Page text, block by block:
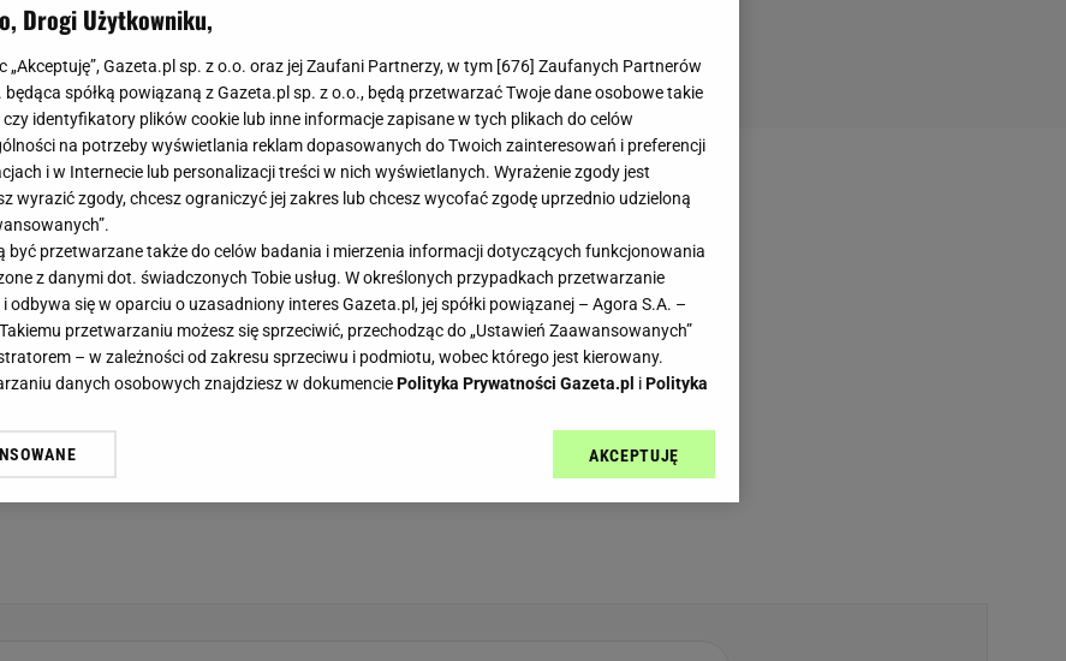
Drogi Użytkowniku,
„Akceptuję”, Gazeta.pl sp. z o.o. oraz jej Zaufani Partnerzy, w tym [676] Zaufanych Partnerów
będąca spółką powiązaną z Gazeta.pl sp. z o.o., będą przetwarzać Twoje dane osobowe takie
czy identyfikatory plików cookie lub inne informacje zapisane w tych plikach do celów
na potrzeby wyświetlania reklam dopasowanych do Twoich zainteresowań i preferencji
i w Internecie lub personalizacji treści w nich wyświetlanych. Wyrażenie zgody jest
wyrazić zgody, chcesz ograniczyć jej zakres lub chcesz wycofać zgodę uprzednio udzieloną
być przetwarzane także do celów badania i mierzenia informacji dotyczących funkcjonowania
z danymi dot. świadczonych Tobie usług. W określonych przypadkach przetwarzanie
odbywa się w oparciu o uzasadniony interes Gazeta.pl, jej spółki powiązanej – Agora S.A. –
przetwarzaniu możesz się sprzeciwić, przechodząc do „Ustawień Zaawansowanych”
– w zależności od zakresu sprzeciwu i podmiotu, wobec którego jest kierowany.
danych osobowych znajdziesz w dokumenciePolityka Prywatności Gazeta.pl iPolityka
też zgodę na zainstalowanie i przechowywanie plików cookie Gazeta.pl sp. z o.o., jej
AKCEPTUJĘ